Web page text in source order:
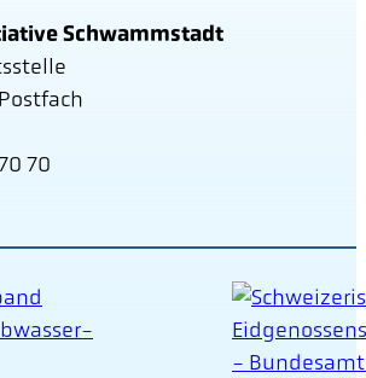
Schwammstadt
70